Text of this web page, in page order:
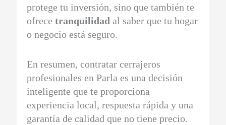
protege tu inversión, sino que también te
ofrecetranquilidad al saber que tu hogar
o negocio está seguro.
En resumen, contratar cerrajeros
profesionales en Parla es una decisión
inteligente que te proporciona
experiencia local, respuesta rápida y una
garantía de calidad que no tiene precio.